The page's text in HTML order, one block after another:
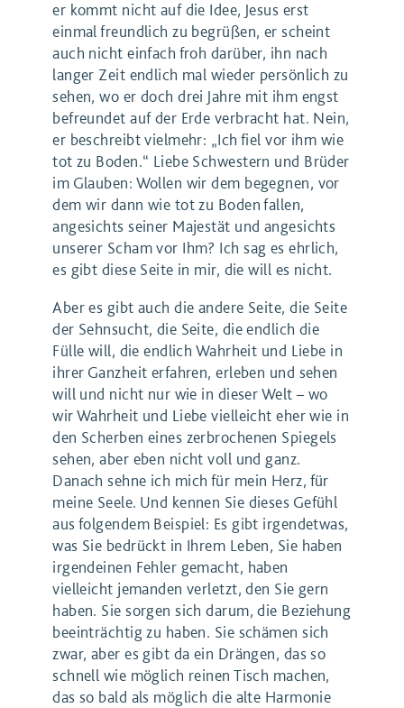
er kommt nicht auf die Idee, Jesus erst
einmal freundlich zu begrüßen, er scheint
auch nicht einfach froh darüber, ihn nach
langer Zeit endlich mal wieder persönlich zu
sehen, wo er doch drei Jahre mit ihm engst
befreundet auf der Erde verbracht hat. Nein,
er beschreibt vielmehr: „Ich fiel vor ihm wie
tot zu Boden.“ Liebe Schwestern und Brüder
im Glauben: Wollen wir dem begegnen, vor
dem wir dann wie tot zu Boden fallen,
angesichts seiner Majestät und angesichts
unserer Scham vor Ihm? Ich sag es ehrlich,
es gibt diese Seite in mir, die will es nicht.
Aber es gibt auch die andere Seite, die Seite
der Sehnsucht, die Seite, die endlich die
Fülle will, die endlich Wahrheit und Liebe in
ihrer Ganzheit erfahren, erleben und sehen
will und nicht nur wie in dieser Welt – wo
wir Wahrheit und Liebe vielleicht eher wie in
den Scherben eines zerbrochenen Spiegels
sehen, aber eben nicht voll und ganz.
Danach sehne ich mich für mein Herz, für
meine Seele. Und kennen Sie dieses Gefühl
aus folgendem Beispiel: Es gibt irgendetwas,
was Sie bedrückt in Ihrem Leben, Sie haben
irgendeinen Fehler gemacht, haben
vielleicht jemanden verletzt, den Sie gern
haben. Sie sorgen sich darum, die Beziehung
beeinträchtig zu haben. Sie schämen sich
zwar, aber es gibt da ein Drängen, das so
schnell wie möglich reinen Tisch machen,
das so bald als möglich die alte Harmonie